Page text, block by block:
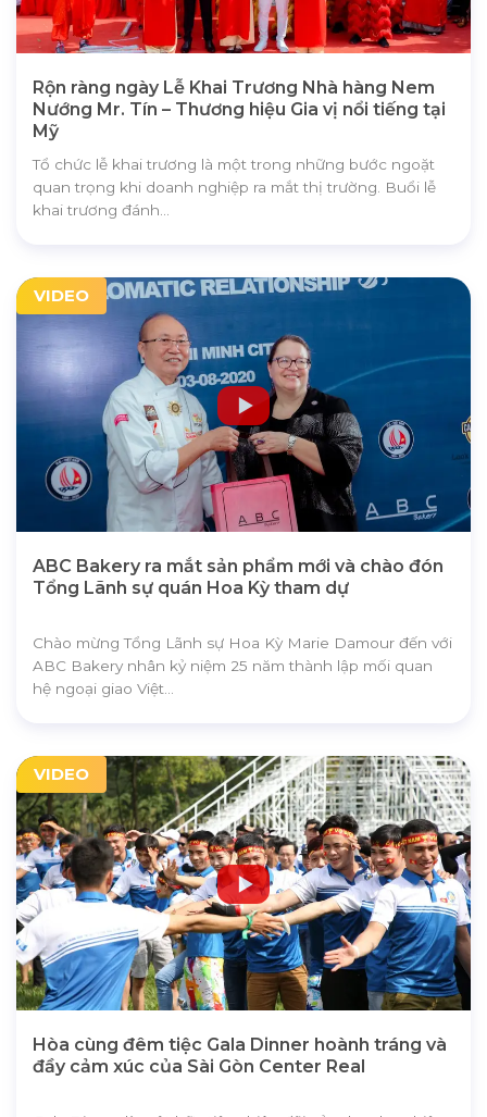
Rộn ràng ngày Lễ Khai Trương Nhà hàng Nem
Nướng Mr. Tín – Thương hiệu Gia vị nổi tiếng tại
Mỹ
Tổ chức lễ khai trương là một trong những bước ngoặt
quan trọng khi doanh nghiệp ra mắt thị trường. Buổi lễ
khai trương đánh...
VIDEO
ABC Bakery ra mắt sản phẩm mới và chào đón
Tổng Lãnh sự quán Hoa Kỳ tham dự
Chào mừng Tổng Lãnh sự Hoa Kỳ Marie Damour đến với
ABC Bakery nhân kỷ niệm 25 năm thành lập mối quan
hệ ngoại giao Việt...
VIDEO
Hòa cùng đêm tiệc Gala Dinner hoành tráng và
đầy cảm xúc của Sài Gòn Center Real